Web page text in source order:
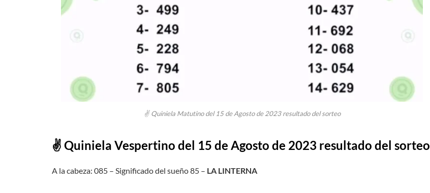
✌ Quiniela Matutino del 15 de Agosto de 2023 resultado del sorteo
✌ Quiniela Vespertino del 15 de Agosto de 2023 resultado del sorteo
A la cabeza: 085 – Significado del sueño 85 – LA LINTERNA